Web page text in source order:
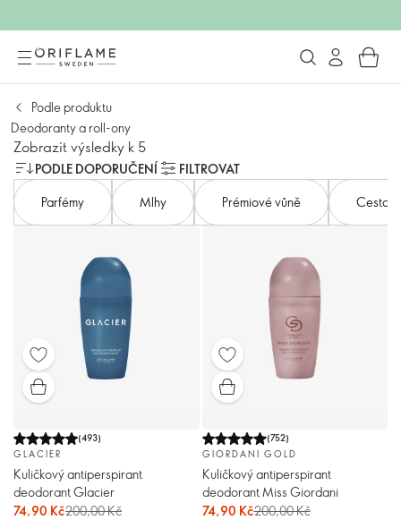
Podle produktu
Deodoranty a roll-ony
Zobrazit výsledky k 5
PODLE DOPORUČENÍ
FILTROVAT
Parfémy
Mlhy Prémiové vůně
(493)
GLACIER
Kuličkový antiperspirant
deodorant Glacier
74,90 Kč200,00 Kč
(752)
GIORDANI GOLD
Kuličkový antiperspirant
deodorant Miss Giordani
74,90 Kč200,00 Kč